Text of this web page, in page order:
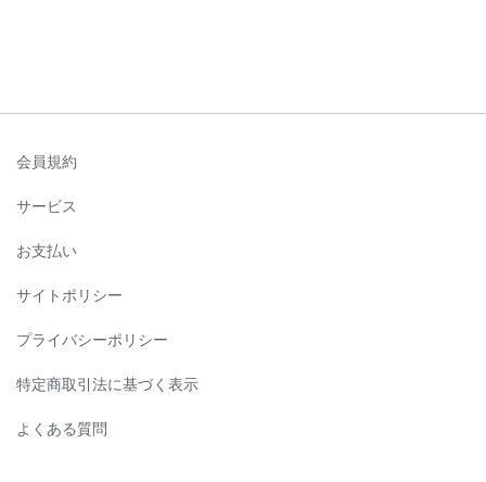
会員規約
サービス
お支払い
サイトポリシー
プライバシーポリシー
特定商取引法に基づく表示
よくある質問